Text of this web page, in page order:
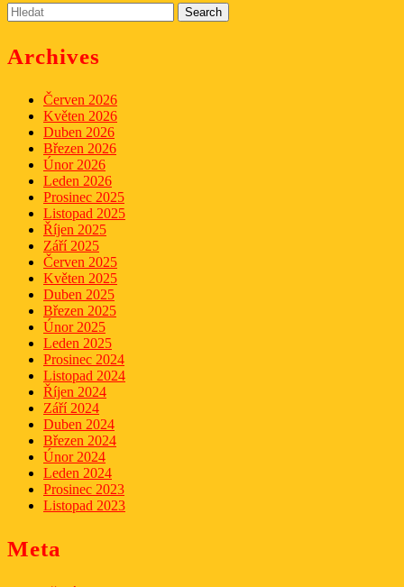
Search
for:
Archives
Červen 2026
Květen 2026
Duben 2026
Březen 2026
Únor 2026
Leden 2026
Prosinec 2025
Listopad 2025
Říjen 2025
Září 2025
Červen 2025
Květen 2025
Duben 2025
Březen 2025
Únor 2025
Leden 2025
Prosinec 2024
Listopad 2024
Říjen 2024
Září 2024
Duben 2024
Březen 2024
Únor 2024
Leden 2024
Prosinec 2023
Listopad 2023
Meta